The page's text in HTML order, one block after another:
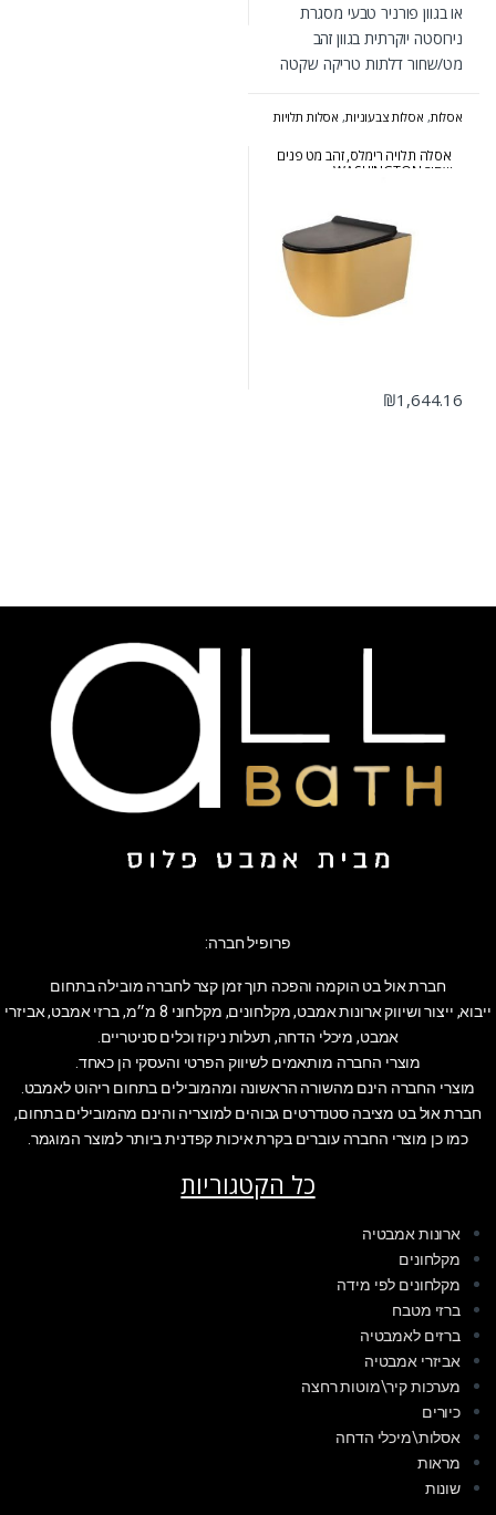
או בגוון פורניר טבעי מסגרת
נירוסטה יוקרתית בגוון זהב
מט/שחור דלתות טריקה שקטה
אסלות, אסלות צבעוניות, אסלות תלויות
אסלה תלויה רימלס, זהב מט פנים
שחור WASHINGTON
₪1,644.16
פרופיל חברה:
חברת אול בט הוקמה והפכה תוך זמן קצר לחברה מובילה בתחום
ייבוא, ייצור ושיווק ארונות אמבט, מקלחונים, מקלחוני 8 מ״מ, ברזי אמבט, אביזרי
אמבט, מיכלי הדחה, תעלות ניקוז וכלים סניטריים.
מוצרי החברה מותאמים לשיווק הפרטי והעסקי הן כאחד.
מוצרי החברה הינם מהשורה הראשונה ומהמובילים בתחום ריהוט לאמבט.
חברת אול בט מציבה סטנדרטים גבוהים למוצריה והינם מהמובילים בתחום,
כמו כן מוצרי החברה עוברים בקרת איכות קפדנית ביותר למוצר המוגמר.
כל הקטגוריות
ארונות אמבטיה
מקלחונים
מקלחונים לפי מידה
ברזי מטבח
ברזים לאמבטיה
אביזרי אמבטיה
מערכות קיר\מוטות רחצה
כיורים
אסלות\מיכלי הדחה
מראות
שונות